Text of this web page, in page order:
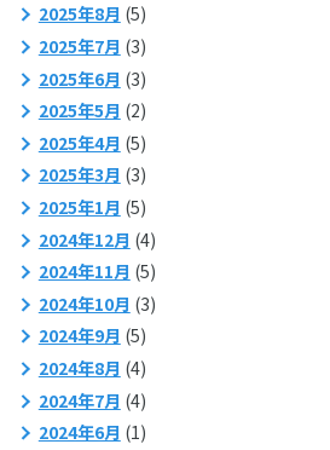
2025年8月 (5)
2025年7月 (3)
2025年6月 (3)
2025年5月 (2)
2025年4月 (5)
2025年3月 (3)
2025年1月 (5)
2024年12月 (4)
2024年11月 (5)
2024年10月 (3)
2024年9月 (5)
2024年8月 (4)
2024年7月 (4)
2024年6月 (1)